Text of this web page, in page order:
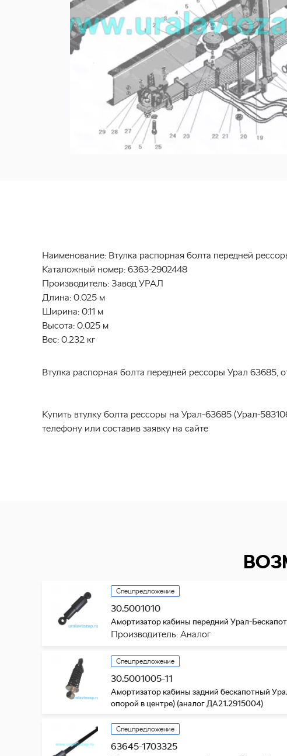
Наименование: Втулка распорная болта передней
Каталожный номер: 6363-2902448
Производитель: Завод УРАЛ
Длина: 0.025 м
Ширина: 0.11 м
Высота: 0.025 м
Вес: 0.232 кг
Втулка распорная болта передней рессоры Урал 63685,
Купить втулку болта рессоры на Урал-63685 (Урал-
телефону или составив заявку на сайте
Спецпредложение
30.5001010
Амортизатор кабины передний Урал-
Производитель: Аналог
Спецпредложение
30.5001005-11
Амортизатор кабины задний бескапотный
опорой в центре) (аналог ДА21.2915004)
Спецпредложение
63645-1703325